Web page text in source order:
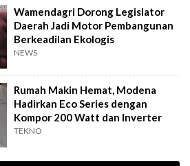
Wamendagri Dorong Legislator
Daerah Jadi Motor Pembangunan
Berkeadilan Ekologis
NEWS
Rumah Makin Hemat, Modena
Hadirkan Eco Series dengan
Kompor 200 Watt dan Inverter
TEKNO